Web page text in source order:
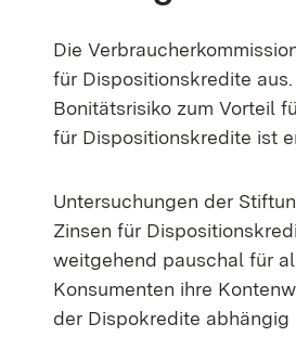
Die
für Dispositionskredite
Bonitätsrisiko zum Vorteil
für Dispositionskredite ist
Untersuchungen der
Zinsen für
weitgehend pauschal für
Konsumenten ihre
der Dispokredite abhängig